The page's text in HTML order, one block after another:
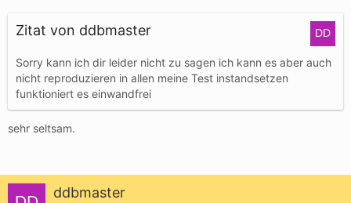
Zitat von ddbmaster
Sorry kann ich dir leider nicht zu sagen ich kann es aber auch
nicht reproduzieren in allen meine Test instandsetzen
funktioniert es einwandfrei
sehr seltsam.
ddbmaster